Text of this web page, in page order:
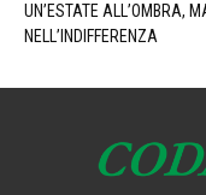
UN’ESTATE ALL’OMBRA,
NELL’INDIFFERENZA